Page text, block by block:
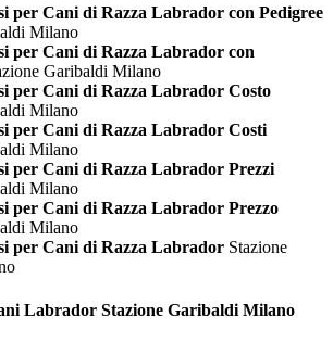
per Cani di Razza Labrador con Pedigree
Milano
per Cani di Razza Labrador con
Garibaldi Milano
per Cani di Razza Labrador Costo
Milano
per Cani di Razza Labrador Costi
Milano
per Cani di Razza Labrador Prezzi
Milano
per Cani di Razza Labrador Prezzo
Milano
per Cani di Razza Labrador Stazione
Labrador Stazione Garibaldi Milano